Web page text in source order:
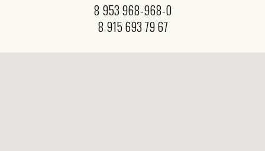
8 953 968-968-0
8 915 693 79 67